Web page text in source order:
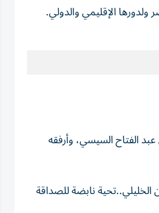
الإقليمي والدولي.
الفتاح السيسي، وأرفقه
نابضة للصداقة